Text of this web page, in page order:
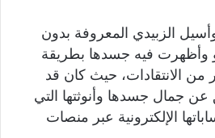
الزبيدي المعروفة بدون
وأظهرت فيه جسدها بطريقة
من الانتقادات، حيث كان قد
جسدها وأنوثتها التي
الإلكترونية عبر منصات